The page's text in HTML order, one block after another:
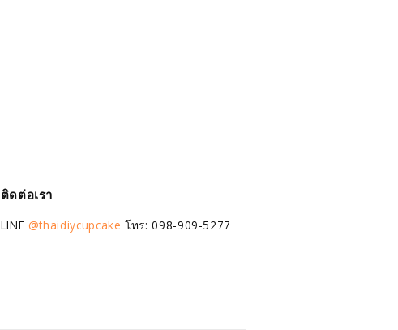
ติดต่อเรา
LINE @thaidiycupcake โทร: 098-909-5277